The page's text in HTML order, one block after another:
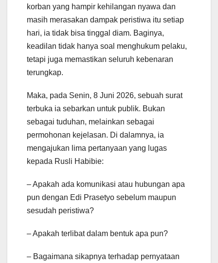
korban yang hampir kehilangan nyawa dan
masih merasakan dampak peristiwa itu setiap
hari, ia tidak bisa tinggal diam. Baginya,
keadilan tidak hanya soal menghukum pelaku,
tetapi juga memastikan seluruh kebenaran
terungkap.
Maka, pada Senin, 8 Juni 2026, sebuah surat
terbuka ia sebarkan untuk publik. Bukan
sebagai tuduhan, melainkan sebagai
permohonan kejelasan. Di dalamnya, ia
mengajukan lima pertanyaan yang lugas
kepada Rusli Habibie:
– Apakah ada komunikasi atau hubungan apa
pun dengan Edi Prasetyo sebelum maupun
sesudah peristiwa?
– Apakah terlibat dalam bentuk apa pun?
– Bagaimana sikapnya terhadap pernyataan